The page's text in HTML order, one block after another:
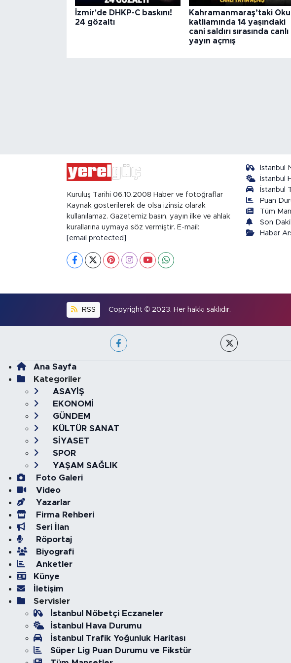
İzmir'de DHKP-C baskını!
24 gözaltı
Kahramanmaraş’taki Okul
katliamında 14 yaşındaki
cani saldırı sırasında canlı
yayın açmış
Kuruluş Tarihi 06.10.2008 Haber ve fotoğraflar
Kaynak gösterilerek de olsa izinsiz olarak
kullanılamaz. Gazetemiz basın, yayın ilke ve ahlak
kurallarına uymaya söz vermiştir. E-mail:
[email protected]
İstanbul
İstanbul
İstanbul
Puan
Tüm
Son
Haber
RSS Copyright © 2023. Her hakkı saklıdır.
Ana Sayfa
Kategoriler
ASAYİŞ
EKONOMİ
GÜNDEM
KÜLTÜR SANAT
SİYASET
SPOR
YAŞAM SAĞLIK
Foto Galeri
Video
Yazarlar
Firma Rehberi
Seri İlan
Röportaj
Biyografi
Anketler
Künye
İletişim
Servisler
İstanbul Nöbetçi Eczaneler
İstanbul Hava Durumu
İstanbul Trafik Yoğunluk Haritası
Süper Lig Puan Durumu ve Fikstür